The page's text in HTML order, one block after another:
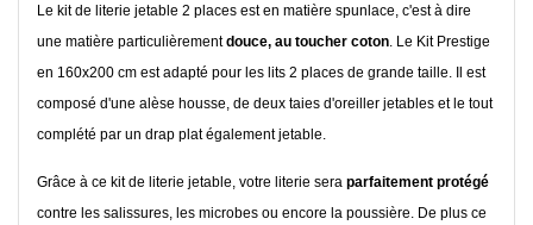
Le kit de literie jetable 2 places est en matière spunlace, c'est à dire
une matière particulièrementdouce, au toucher coton. Le Kit Prestige
en 160x200 cm est adapté pour les lits 2 places de grande taille. Il est
composé d'une alèse housse, de deux taies d'oreiller jetables et le tout
complété par un drap plat également jetable.
Grâce à ce kit de literie jetable, votre literie sera parfaitement protégé
contre les salissures, les microbes ou encore la poussière. De plus ce